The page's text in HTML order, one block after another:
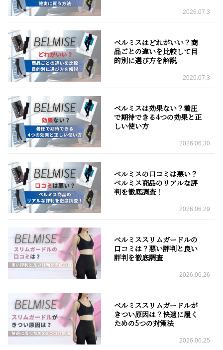
2026.07.3
ベルミスはどれがいい？商
品ごとの違いを比較して目
的別に選び方を解説
2026.07.3
ベルミスは効果ない？着圧
で期待できる4つの効果と正
しい使い方
2026.06.30
ベルミスの口コミは悪い？
ベルミス商品のリアルな評
判を徹底調査！
2026.06.29
ベルミススリムガードルの
口コミは？悪い評判と良い
評判を徹底調査
2026.06.26
ベルミススリムガードルが
きつい原因は？快適に履く
ための5つの対策法
2026.06.25